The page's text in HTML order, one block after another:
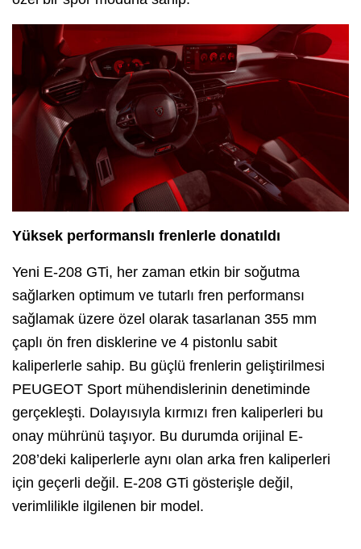
Yüksek performanslı frenlerle donatıldı
Yeni E-208 GTi, her zaman etkin bir soğutma
sağlarken optimum ve tutarlı fren performansı
sağlamak üzere özel olarak tasarlanan 355 mm
çaplı ön fren disklerine ve 4 pistonlu sabit
kaliperlerle sahip. Bu güçlü frenlerin geliştirilmesi
PEUGEOT Sport mühendislerinin denetiminde
gerçekleşti. Dolayısıyla kırmızı fren kaliperleri bu
onay mührünü taşıyor. Bu durumda orijinal E-
208’deki kaliperlerle aynı olan arka fren kaliperleri
için geçerli değil. E-208 GTi gösterişle değil,
verimlilikle ilgilenen bir model.